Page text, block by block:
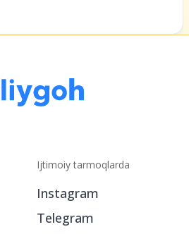
Ijtimoiy tarmoqlarda